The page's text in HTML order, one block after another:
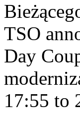
TSO
Day
17:55 to